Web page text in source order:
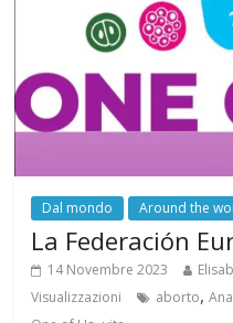
Dal mondo Around the
La Federación
14 Novembre 2023
Visualizzazioni
aborto,